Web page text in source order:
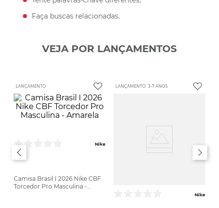
Faça buscas relacionadas.
VEJA POR LANÇAMENTOS
LANÇAMENTO
Nike
Camisa Brasil I 2026 Nike CBF
Torcedor Pro Masculina -
LANÇAMENTO 3-7 ANOS
Nike